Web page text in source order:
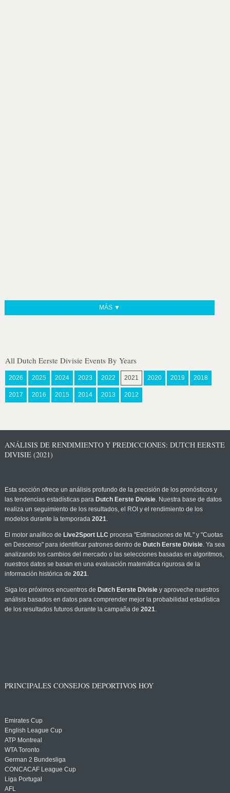
MÁS ▼
All Dutch Eerste Divisie Events By Years
2026 2025 2024 2023 2022 2021 2020 2019 2018
2017 2016 2015 2014 2013 2012
ANÁLISIS DE RENDIMIENTO Y PREDICCIONES: DUTCH EERSTE
DIVISIE (2021)
Esta sección ofrece un análisis profundo de la precisión de los pronósticos y
las tendencias estadísticas para Dutch Eerste Divisie. Nuestra base de datos
realiza un seguimiento de los resultados, el ROI y el rendimiento de los
modelos durante la temporada 2021.
El motor analítico de Live2Sport LLC procesa "Estimaciones de ML" y "Cuotas
en Descenso" para identificar patrones dentro de Dutch Eerste Divisie. Ya sea
analizando los cambios del mercado o las selecciones basadas en algoritmos,
nuestros datos se basan en una evaluación matemática rigurosa de la
información histórica de 2021.
Siga los próximos encuentros de Dutch Eerste Divisiey aproveche nuestros
análisis basados en datos para comprender mejor la probabilidad estadística
de los resultados futuros durante la campaña de 2021.
PRINCIPALES CONSEJOS DEPORTIVOS HOY
Emirates Cup
English League Cup
ATP Montreal
WTA Toronto
German 2 Bundesliga
CONCACAF League Cup
Liga Portugal
AFL